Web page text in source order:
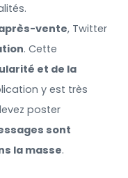
vente, Twitter
. Cette
et de la
y est très
poster
sont
la masse.